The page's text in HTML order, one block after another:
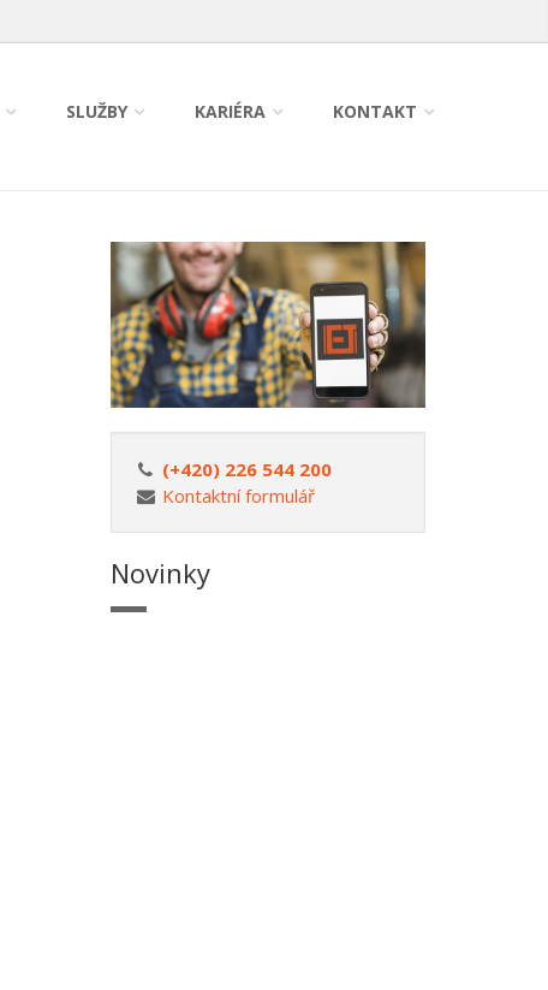
SLUŽBY KARIÉRA KONTAKT
(+420) 226 544 200
Kontaktní formulář
Novinky